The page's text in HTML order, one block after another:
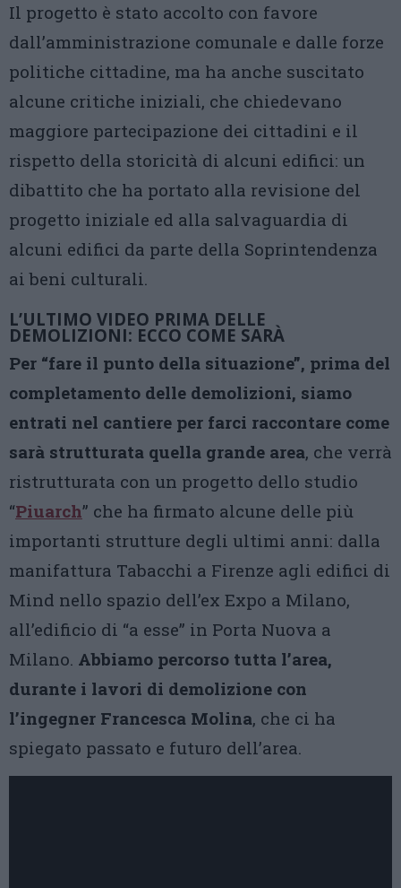
Il progetto è stato accolto con favore
dall’amministrazione comunale e dalle forze
politiche cittadine, ma ha anche suscitato
alcune critiche iniziali, che chiedevano
maggiore partecipazione dei cittadini e il
rispetto della storicità di alcuni edifici: un
dibattito che ha portato alla revisione del
progetto iniziale ed alla salvaguardia di
alcuni edifici da parte della Soprintendenza
ai beni culturali.
L’ULTIMO VIDEO PRIMA DELLE
DEMOLIZIONI: ECCO COME SARÀ
Per “fare il punto della situazione”, prima del
completamento delle demolizioni, siamo
entrati nel cantiere per farci raccontare come
sarà strutturata quella grande area, che verrà
ristrutturata con un progetto dello studio
“Piuarch” che ha firmato alcune delle più
importanti strutture degli ultimi anni: dalla
manifattura Tabacchi a Firenze agli edifici di
Mind nello spazio dell’ex Expo a Milano,
all’edificio di “a esse” in Porta Nuova a
Milano. Abbiamo percorso tutta l’area,
durante i lavori di demolizione con
l’ingegner Francesca Molina, che ci ha
spiegato passato e futuro dell’area.